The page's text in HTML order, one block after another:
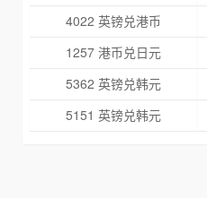
4022 英镑兑港币
1257 港币兑日元
5362 英镑兑韩元
5151 英镑兑韩元